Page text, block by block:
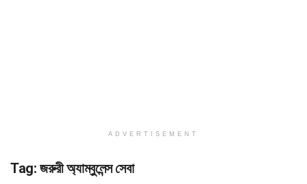
ADVERTISEMENT
Tag: জরুরী অ্যাম্বুলেন্স সেবা